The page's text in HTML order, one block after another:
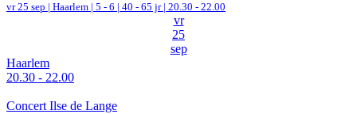
vr 25 sep | Haarlem | 5 - 6 | 40 - 65 jr | 20.30 - 22.00
vr
25
sep
Haarlem
20.30 - 22.00
Concert Ilse de Lange